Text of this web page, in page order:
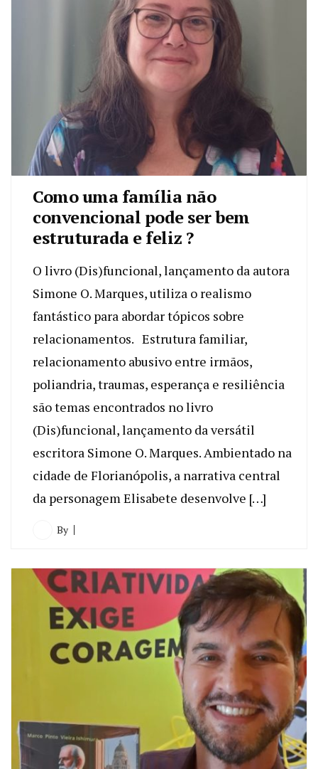
Como uma família não
convencional pode ser bem
estruturada e feliz ?
O livro (Dis)funcional, lançamento da autora
Simone O. Marques, utiliza o realismo
fantástico para abordar tópicos sobre
relacionamentos. Estrutura familiar,
relacionamento abusivo entre irmãos,
poliandria, traumas, esperança e resiliência
são temas encontrados no livro
(Dis)funcional, lançamento da versátil
escritora Simone O. Marques. Ambientado na
cidade de Florianópolis, a narrativa central
da personagem Elisabete desenvolve […]
By